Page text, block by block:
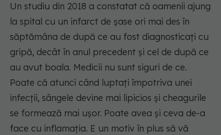
Un studiu din 2018 a constatat că oamenii ajung
la spital cu un infarct de șase ori mai des în
săptămâna de după ce au fost diagnosticați cu
gripă, decât în anul precedent și cel de după ce
au avut boala. Medicii nu sunt siguri de ce.
Poate că atunci când luptați împotriva unei
infecții, sângele devine mai lipicios și cheagurile
se formează mai ușor. Poate avea și ceva de-a
face cu inflamația. E un motiv în plus să vă